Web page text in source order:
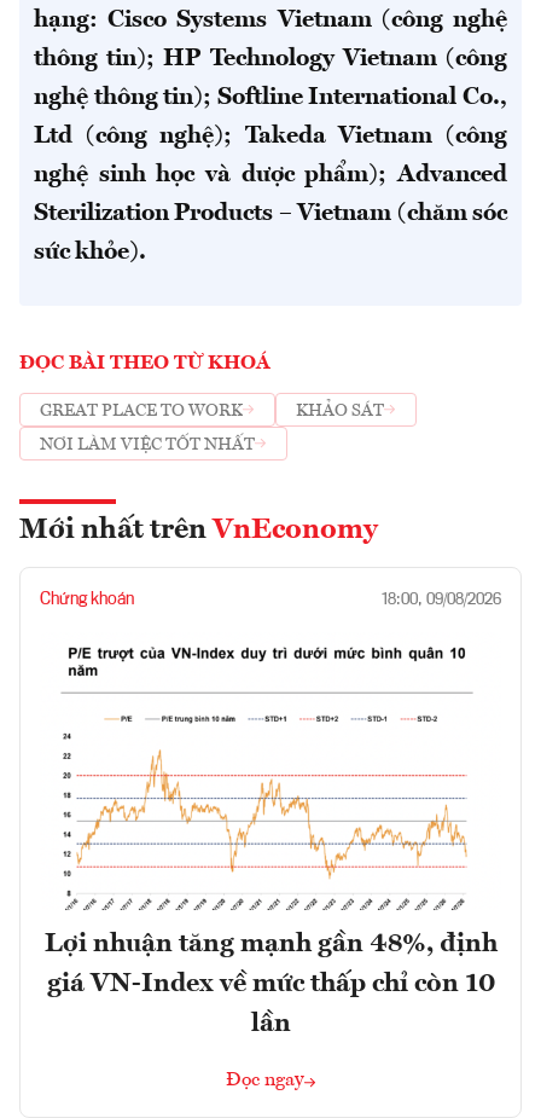
hạng: Cisco Systems Vietnam (công nghệ
thông tin); HP Technology Vietnam (công
nghệ thông tin); Softline International Co.,
Ltd (công nghệ); Takeda Vietnam (công
nghệ sinh học và dược phẩm); Advanced
Sterilization Products – Vietnam (chăm sóc
sức khỏe).
ĐỌC BÀI THEO TỪ KHOÁ
GREAT PLACE TO WORK
KHẢO SÁT
NƠI LÀM VIỆC TỐT NHẤT
Mới nhất trên VnEconomy
Chứng khoán 18:00, 09/08/2026
Lợi nhuận tăng mạnh gần 48%, định
giá VN-Index về mức thấp chỉ còn 10
lần
Đọc ngay